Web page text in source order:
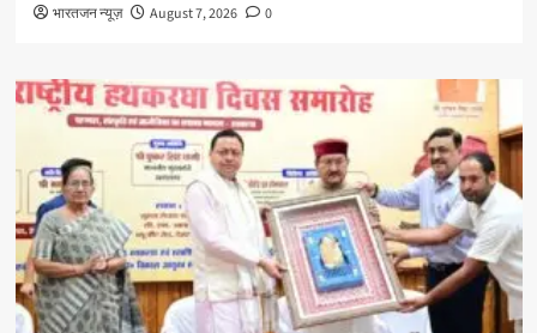
भारतजन न्यूज़ August 7, 2026 0